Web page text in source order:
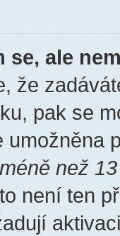
se, ale
že
pak se
než
není ten